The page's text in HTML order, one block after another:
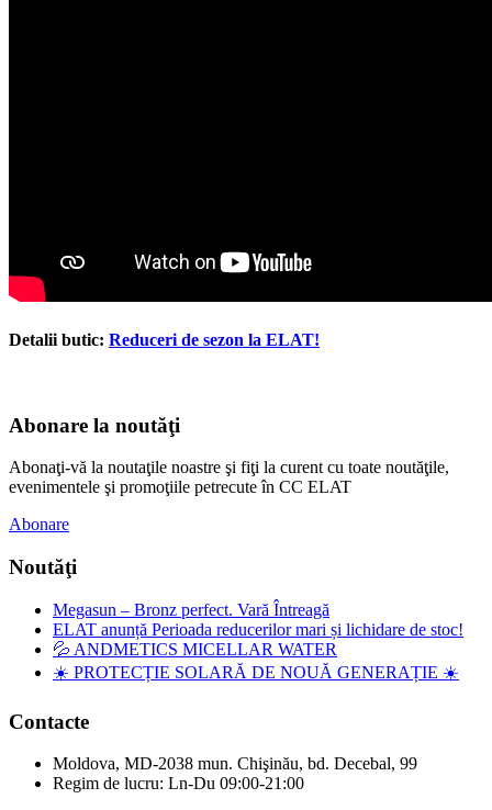
Detalii butic: Reduceri de sezon la ELAT!
Abonare la noutăţi
Abonaţi-vă la noutaţile noastre şi fiţi la curent cu toate noutăţile,
evenimentele şi promoţiile petrecute în CC ELAT
Abonare
Noutăţi
Megasun – Bronz perfect. Vară Întreagă
ELAT anunță Perioada reducerilor mari și lichidare de stoc!
💦 ANDMETICS MICELLAR WATER
☀️ PROTECȚIE SOLARĂ DE NOUĂ GENERAȚIE ☀️
Contacte
Moldova, MD-2038 mun. Chişinău, bd. Decebal, 99
Regim de lucru: Ln-Du 09:00-21:00